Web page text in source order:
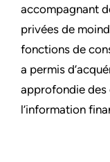
accompagnant
privées de
fonctions de
a permis
approfondie
l’information